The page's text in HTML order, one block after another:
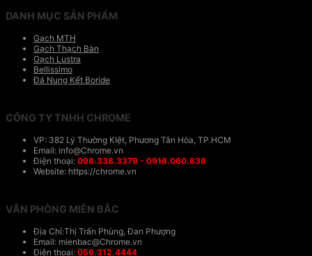
DANH MỤC SẢN PHẨM
Gạch MTH
Gạch Thạch Bàn
Gạch Lustra
Bellissimo
Đá Nung Kết Boride
CÔNG TY TNHH CHROME
VP: 382 Lý Thường KIệt, Phương Tân Hòa, TP.HCM
Email: info@Chrome.vn
Điện thoại: 098.338.3379 - 0918.060.838
Website: https://chrome.vn
VĂN PHÒNG MIÊN BẮC
Địa Chỉ:Thị Trấn Phùng, Đan Phượng
Email: mienbac@Chrome.vn
Điện thoại: 056.312.4444